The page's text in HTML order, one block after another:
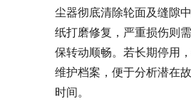
尘器彻底清除轮面及缝隙
纸打磨修复，严重损伤则
保转动顺畅。若长期停用
维护档案，便于分析潜在
时间。